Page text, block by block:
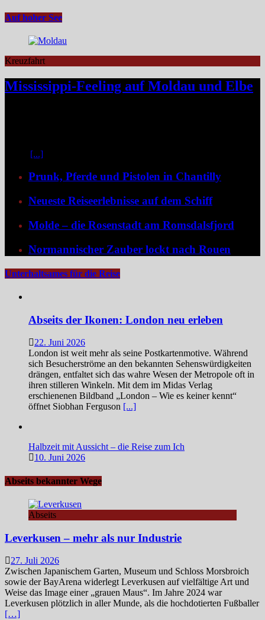
Auf hoher See
Kreuzfahrt
Mississippi-Feeling auf Moldau und Elbe
[...]
Prunk, Pferde und Pistolen in Chantilly
Neueste Reiseerlebnisse auf dem Schiff
Molde – die Rosenstadt am Romsdalsfjord
Normannischer Zauber lockt nach Rouen
Unterhaltsames für die Reise
Abseits der Ikonen: London neu erleben
22. Juni 2026
London ist weit mehr als seine Postkartenmotive. Während
sich Besucherströme an den bekannten Sehenswürdigkeiten
drängen, entfaltet sich das wahre Wesen der Metropole oft in
ihren stilleren Winkeln. Mit dem im Midas Verlag
erschienenen Bildband „London – Wie es keiner kennt“
öffnet Siobhan Ferguson [...]
Halbzeit mit Aussicht – die Reise zum Ich
10. Juni 2026
Abseits bekannter Wege
Abseits
Leverkusen – mehr als nur Industrie
27. Juli 2026
Zwischen Japanischem Garten, Museum und Schloss Morsbroich
sowie der BayArena widerlegt Leverkusen auf vielfältige Art und
Weise das Image einer „grauen Maus“. Im Jahre 2024 war
Leverkusen plötzlich in aller Munde, als die hochdotierten Fußballer
[…]